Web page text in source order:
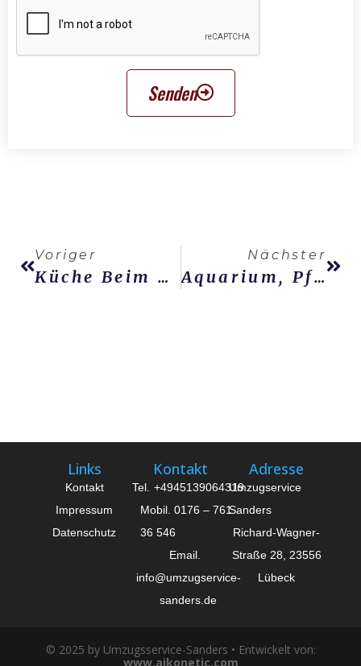
Senden
Voriger
Küche Beim Umzug: Abbau, Transport Und Wiederaufbau
Nächster
Aquarium, Pflanzen Und Empfindliche Gegenstände Transportieren
Links
Kontakt
Impressum
Datenschutz
Kontakt
Tel. +4945139064319
Mobil. 0176 – 761
36 546
Email.
info@umzugservice-
sanders.de
Adresse
Umzugservice
Sanders
Richard-Wagner-
Straße 28, 23556
Lübeck
© 2025 by Umzugsservice-Sanders • Entwickelt von:
www.aikonetic.com